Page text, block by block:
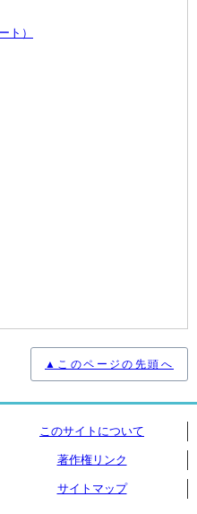
ト）
▲このページの先頭へ
このサイトについて
著作権リンク
サイトマップ